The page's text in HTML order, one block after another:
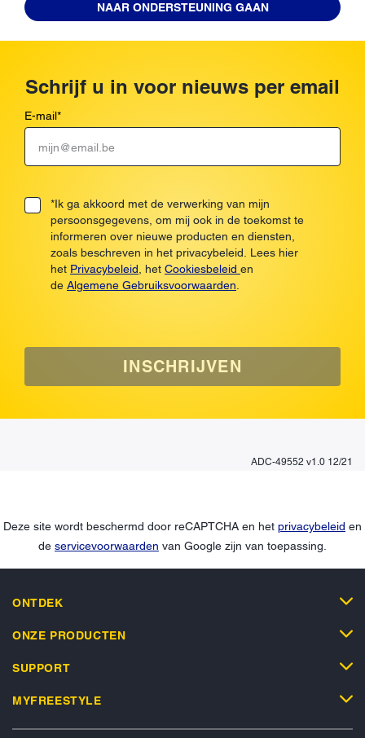
NAAR ONDERSTEUNING GAAN
Schrijf u in voor nieuws per email
E-mail*
*Ik ga akkoord met de verwerking van mijn
persoonsgegevens, om mij ook in de toekomst te
informeren over nieuwe producten en diensten,
zoals beschreven in het privacybeleid. Lees hier
het Privacybeleid, het Cookiesbeleid en
de Algemene Gebruiksvoorwaarden.
INSCHRIJVEN
ADC-49552 v1.0 12/21
Deze site wordt beschermd door reCAPTCHA en het privacybeleid en
de servicevoorwaarden van Google zijn van toepassing.
ONTDEK
ONZE PRODUCTEN
SUPPORT
MYFREESTYLE